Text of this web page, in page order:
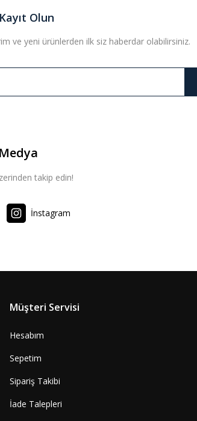
Olun
ve yeni ürünlerden ilk siz haberdar olabilirsiniz.
takip edin!
İnstagram
Müşteri Servisi
Hesabım
Sepetim
Sipariş Takibi
İade Talepleri